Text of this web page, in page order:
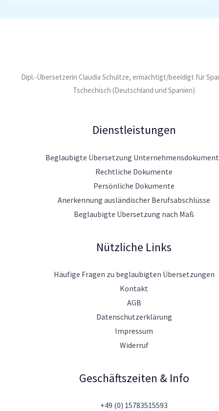
Dipl.-Übersetzerin Claudia Schultze, ermächtigt/beeidigt für
Tschechisch (Deutschland und Spanien)
Dienstleistungen
Beglaubigte Übersetzung
Rechtliche Dokumente
Persönliche Dokumente
Anerkennung ausländischer Berufsabschlüsse
Beglaubigte Übersetzung nach Maß
Nützliche Links
Häufige Fragen zu beglaubigten Übersetzungen
Kontakt
AGB
Datenschutzerklärung
Impressum
Widerruf
Geschäftszeiten & Info
+49 (0) 15783515593